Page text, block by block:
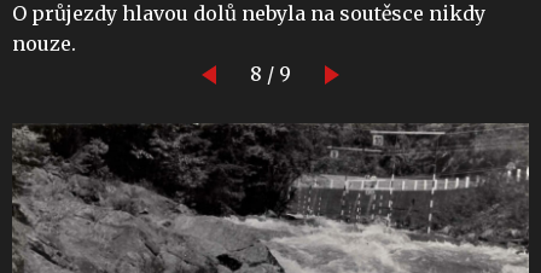
O průjezdy hlavou dolů nebyla na soutěsce nikdy
nouze.
8 / 9